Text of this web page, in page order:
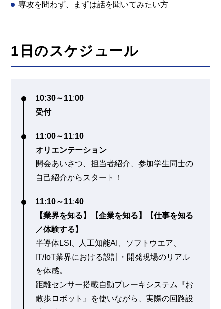
専攻を問わず、まずは話を聞いてみたい方
1日のスケジュール
10:30～11:00
受付
11:00～11:10
オリエンテーション
開会あいさつ、担当者紹介、参加学生同士の
自己紹介からスタート！
11:10～11:40
【業界を知る】【企業を知る】【仕事を知る
／体験する】
半導体LSI、人工知能AI、ソフトウエア、
IT/IoT業界における設計・開発現場のリアル
を体感。
距離センサー搭載自動ブレーキシステム『お
散歩ロボット』を使いながら、実際の回路設